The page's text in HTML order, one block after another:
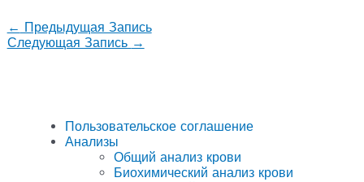
← Предыдущая Запись
Следующая Запись →
Пользовательское соглашение
Анализы
Общий анализ крови
Биохимический анализ крови